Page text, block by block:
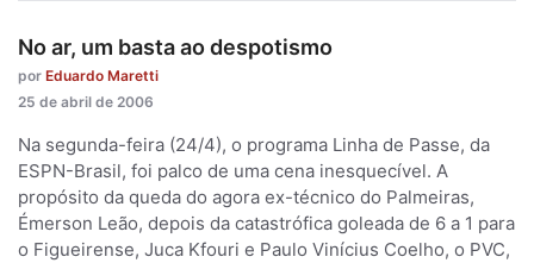
No ar, um basta ao despotismo
por Eduardo Maretti
25 de abril de 2006
Na segunda-feira (24/4), o programa Linha de Passe, da
ESPN-Brasil, foi palco de uma cena inesquecível. A
propósito da queda do agora ex-técnico do Palmeiras,
Émerson Leão, depois da catastrófica goleada de 6 a 1 para
o Figueirense, Juca Kfouri e Paulo Vinícius Coelho, o PVC,